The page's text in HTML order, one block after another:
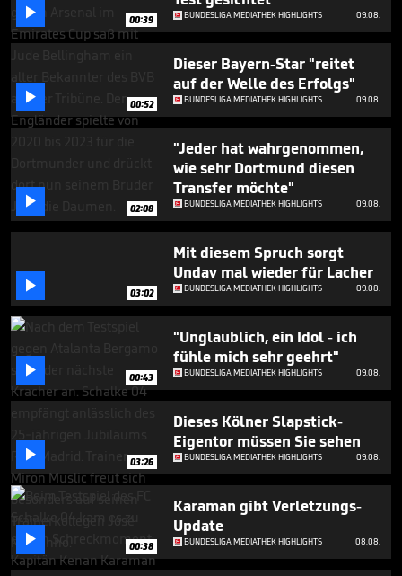
minutes,
seconds
 00:39 BUNDESLIGA MEDIATHEK HIGHLIGHTS 09.08.
 00:52
Dieser Bayern-Star "reitet
auf der Welle des Erfolgs"
BUNDESLIGA MEDIATHEK HIGHLIGHTS 09.08.
 02:08
"Jeder hat wahrgenommen,
wie sehr Dortmund diesen
Transfer möchte"
BUNDESLIGA MEDIATHEK HIGHLIGHTS 09.08.
 03:02
Mit diesem Spruch sorgt
Undav mal wieder für Lacher
BUNDESLIGA MEDIATHEK HIGHLIGHTS 09.08.
 00:43
"Unglaublich, ein Idol - ich
fühle mich sehr geehrt"
BUNDESLIGA MEDIATHEK HIGHLIGHTS 09.08.
 03:26
Dieses Kölner Slapstick-
Eigentor müssen Sie sehen
BUNDESLIGA MEDIATHEK HIGHLIGHTS 09.08.
 00:38
Karaman gibt Verletzungs-
Update
BUNDESLIGA MEDIATHEK HIGHLIGHTS 08.08.